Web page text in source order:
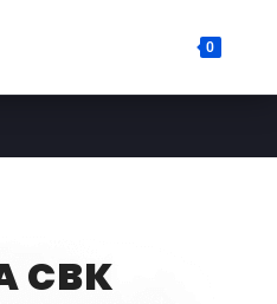
0
CBK